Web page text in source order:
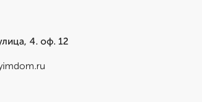
4. оф. 12